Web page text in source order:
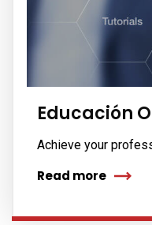
Educación
Achieve your
Read more